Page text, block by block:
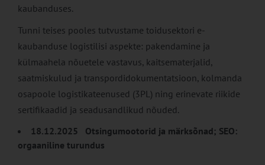
kaubanduses.
Tunni teises pooles tutvustame toidusektori e-
kaubanduse logistilisi aspekte: pakendamine ja
külmaahela nõuetele vastavus, kaitsematerjalid,
saatmiskulud ja transpordidokumentatsioon, kolmanda
osapoole logistikateenused (3PL) ning erinevate riikide
sertifikaadid ja seadusandlikud nõuded.
18.12.2025 Otsingumootorid ja märksõnad; SEO:
orgaaniline turundus